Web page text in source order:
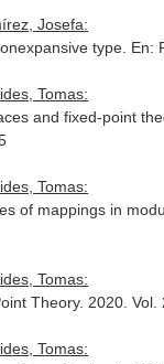
Josefa:
type. En:
Tomas:
and fixed-point
Tomas:
of mappings in
Tomas:
Theory. 2020. Vol.
Tomas: